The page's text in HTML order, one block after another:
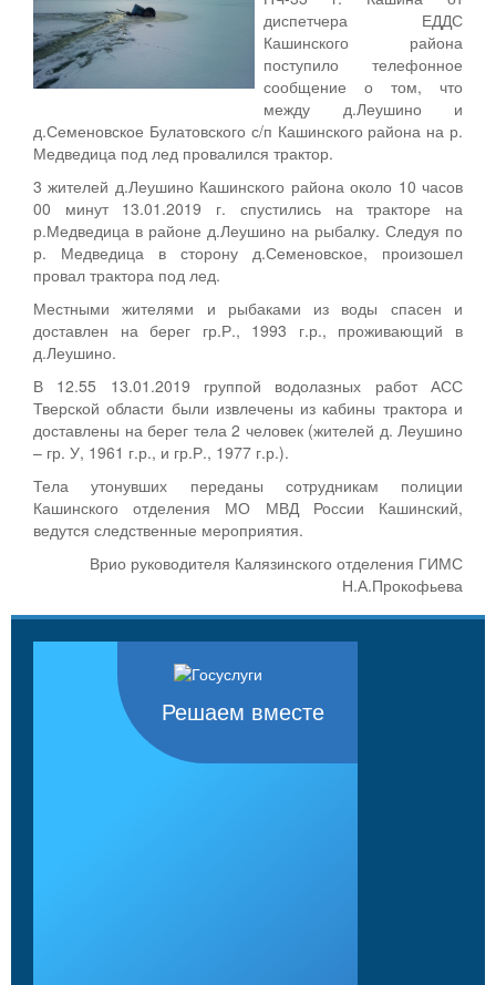
диспетчера ЕДДС
Кашинского района
поступило телефонное
сообщение о том, что
между д.Леушино и
д.Семеновское Булатовского с/п Кашинского района на р.
Медведица под лед провалился трактор.
3 жителей д.Леушино Кашинского района около 10 часов
00 минут 13.01.2019 г. спустились на тракторе на
р.Медведица в районе д.Леушино на рыбалку. Следуя по
р. Медведица в сторону д.Семеновское, произошел
провал трактора под лед.
Местными жителями и рыбаками из воды спасен и
доставлен на берег гр.Р., 1993 г.р., проживающий в
д.Леушино.
В 12.55 13.01.2019 группой водолазных работ АСС
Тверской области были извлечены из кабины трактора и
доставлены на берег тела 2 человек (жителей д. Леушино
– гр. У, 1961 г.р., и гр.Р., 1977 г.р.).
Тела утонувших переданы сотрудникам полиции
Кашинского отделения МО МВД России Кашинский,
ведутся следственные мероприятия.
Врио руководителя Калязинского отделения ГИМС
Н.А.Прокофьева
Решаем вместе